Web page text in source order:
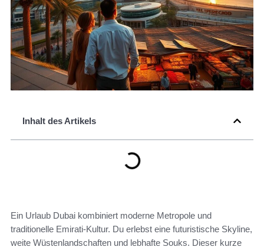
Inhalt des Artikels
Ein Urlaub Dubai kombiniert moderne Metropole und
traditionelle Emirati-Kultur. Du erlebst eine futuristische Skyline,
weite Wüstenlandschaften und lebhafte Souks. Dieser kurze